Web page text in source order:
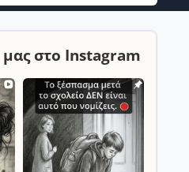
στο Instagram